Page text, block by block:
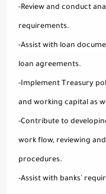
-Review and conduct
requirements.
-Assist with loan
loan agreements.
-Implement Treasury
and working capital as
-Contribute to
work flow, reviewing
procedures.
-Assist with banks'